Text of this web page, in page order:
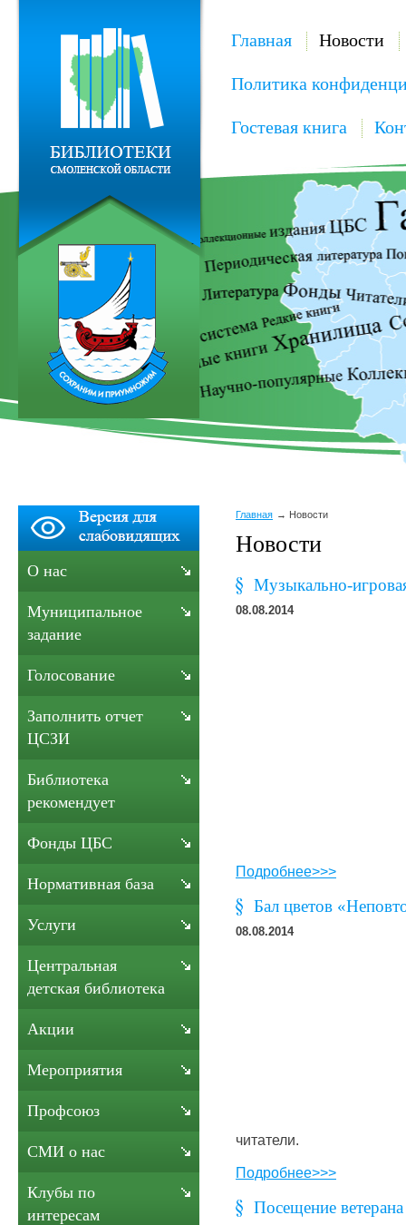
Главная Новости
Политика
Гостевая книга
Главная Новости
Новости
Музыкально-
08.08.2014
Подробнее>>>
Бал цветов
08.08.2014
читатели.
Подробнее>>>
Посещение
О нас
Муниципальное
задание
Голосование
Заполнить отчет
ЦСЗИ
Библиотека
рекомендует
Фонды ЦБС
Нормативная база
Услуги
Центральная
детская библиотека
Акции
Мероприятия
Профсоюз
СМИ о нас
Клубы по
интересам